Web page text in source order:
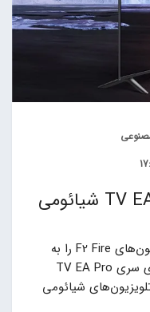
تلویزیون‌های سری TV EA Pro شیائومی
کمپانی شیائومی که به تازگی تلویزیون‌های F2 Fire را به
بازار معرفی کرده بود، از تلویزیون‌های سری TV EA Pro
شیائومی